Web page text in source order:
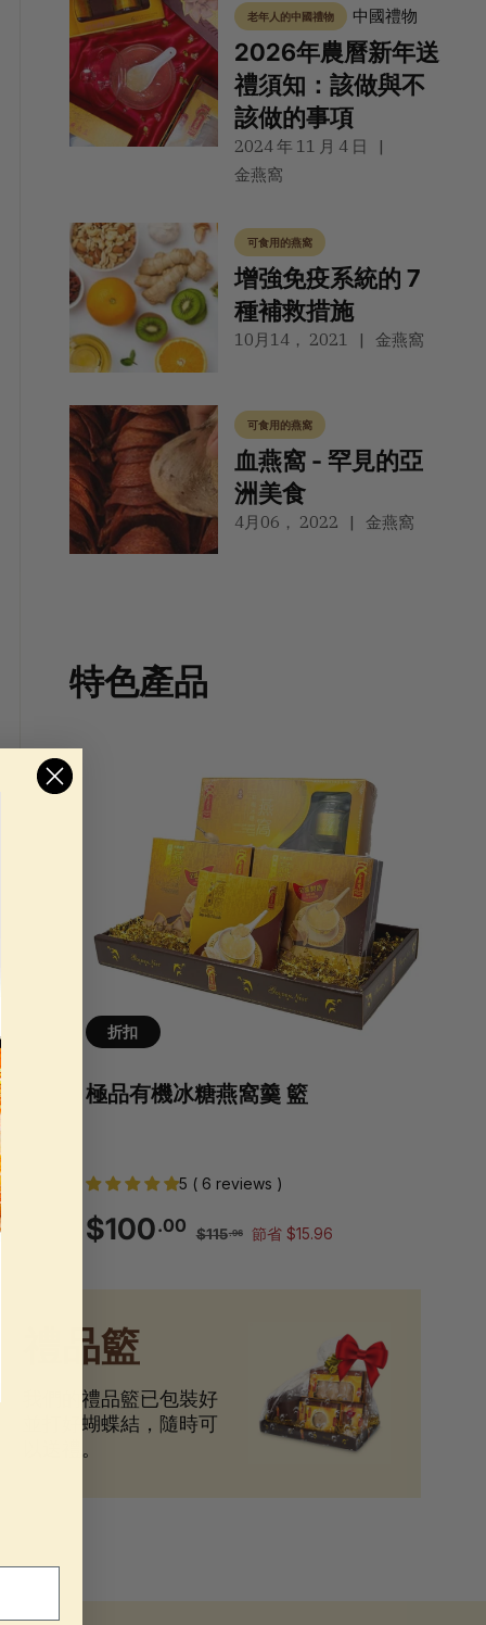
老年人的中國禮物 中國禮物
2026年農曆新年送
禮須知：該做與不
該做的事項
2024 年 11 月 4 日
金燕窩
可食用的燕窩
增強免疫系統的 7
種補救措施
10月14， 2021 金燕窩
可食用的燕窩
血燕窩 - 罕見的亞
洲美食
4月06， 2022 金燕窩
特色產品
折扣
極品有機冰糖燕窩羹 籃
5 ( 6 reviews )
銷
售
$100.00$100.00
般
$115.96$115.96
節省 $15.96
禮品籃
我們的禮品籃已包裝好
並打好蝴蝶結，隨時可
以送禮。